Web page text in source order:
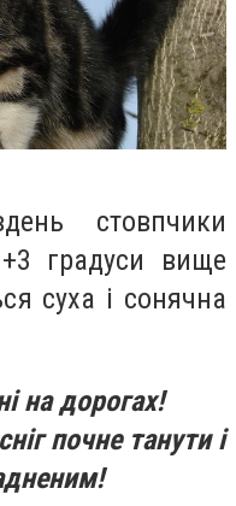
стовпчики
градуси вище
суха і сонячна
на дорогах!
почне танути і